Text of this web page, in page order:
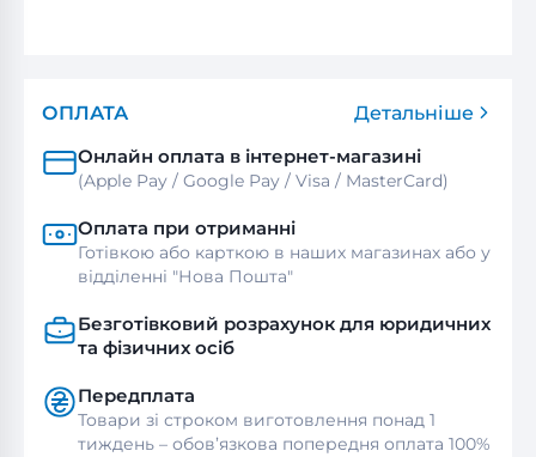
ОПЛАТА
Детальніше
Онлайн оплата в інтернет-магазині
(Apple Pay / Google Pay / Visa / MasterСard)
Оплата при отриманні
Готівкою або карткою в наших магазинах або у
відділенні "Нова Пошта"
Безготівковий розрахунок для юридичних
та фізичних осіб
Передплата
Товари зі строком виготовлення понад 1
тиждень – обов’язкова попередня оплата 100%